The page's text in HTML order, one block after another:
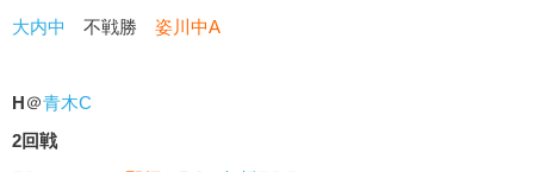
大内中
不戦勝 姿川中A
H＠青木C
2回戦